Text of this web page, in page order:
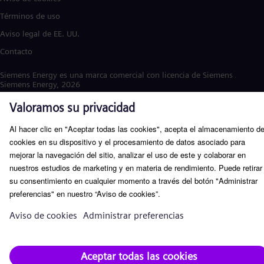
Términos de uso
Aviso legal de EE. UU.
Contacto
Siemens Energy es una marca comercial con licencia de Siemens AG. ©
Siemens Energy, 2026